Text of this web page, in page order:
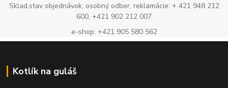
Sklad,stav objednávok, osobný odber, reklamácie: + 421 948 212
600, +421 902 212 007
e-shop: +421 905 580 562
Kotlík na guláš